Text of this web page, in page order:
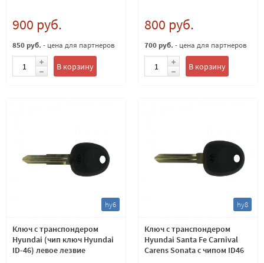
900 руб.
850 руб. - цена для партнеров
В корзину
800 руб.
700 руб. - цена для партнеров
В корзину
hy6
Ключ с транспондером
Hyundai (чип ключ Hyundai
ID-46) левое лезвие
hy8
Ключ с транспондером
Hyundai Santa Fe Carnival
Carens Sonata с чипом ID46